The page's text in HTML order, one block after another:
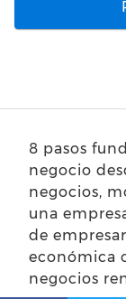
8 pasos
negocio
negocios,
una
de
económica
negocios